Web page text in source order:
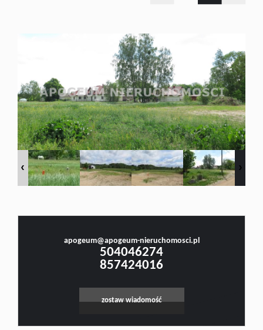
Oferta
Rynek
apogeum@apogeum-nieruchomosci.pl
504046274
857424016
zostaw wiadomość